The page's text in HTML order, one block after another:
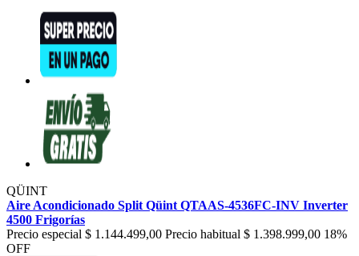
QÜINT
Aire Acondicionado Split Qüint QTAAS-4536FC-INV Inverter
4500 Frigorías
Precio especial $ 1.144.499,00 Precio habitual $ 1.398.999,00 18%
OFF